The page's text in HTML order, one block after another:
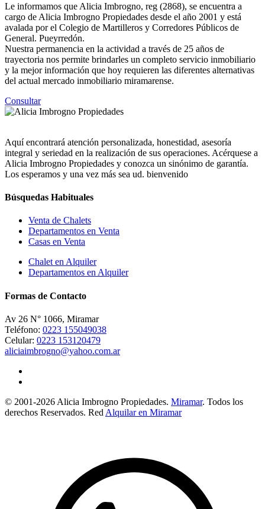
Le informamos que Alicia Imbrogno, reg (2868), se encuentra a
cargo de Alicia Imbrogno Propiedades desde el año 2001 y está
avalada por el Colegio de Martilleros y Corredores Públicos de
General. Pueyrredón.
Nuestra permanencia en la actividad a través de 25 años de
trayectoria nos permite brindarles un completo servicio inmobiliario
y la mejor información que hoy requieren las diferentes alternativas
del actual mercado inmobiliario miramarense.
Consultar
Aquí encontrará atención personalizada, honestidad, asesoría
integral y seriedad en la realización de sus operaciones. Acérquese a
Alicia Imbrogno Propiedades y conozca un sinónimo de garantía.
Los esperamos y una vez más sea ud. bienvenido
Búsquedas Habituales
Venta de Chalets
Departamentos en Venta
Casas en Venta
Chalet en Alquiler
Departamentos en Alquiler
Formas de Contacto
Av 26 N° 1066, Miramar
Teléfono: 0223 155049038
Celular: 0223 153120479
aliciaimbrogno@yahoo.com.ar
© 2001-2026 Alicia Imbrogno Propiedades. Miramar. Todos los
derechos Reservados. Red Alquilar en Miramar